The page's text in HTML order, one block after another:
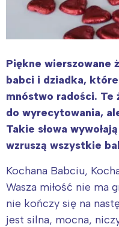
Piękne wierszowane
babci i dziadka,
mnóstwo radości. Te
do wyrecytowania,
Takie słowa
wzruszą wszystkie
Kochana Babciu,
Wasza miłość nie ma
nie kończy się na
jest silna, mocna,